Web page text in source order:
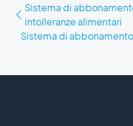
Sistema di
intolleranze alimentari
Sistema di